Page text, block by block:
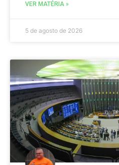
VER MATÉRIA »
5 de agosto de 2026